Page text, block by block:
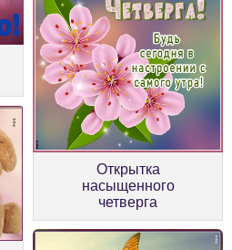
Открытка
насыщенного
четверга